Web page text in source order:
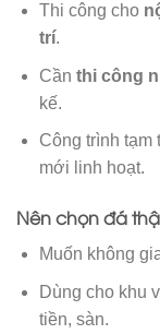
Thi công cho
trí.
Cần thi công
kế.
Công trình tạm
mới linh hoạt.
Nên chọn đá
Muốn không
Dùng cho khu
tiền, sàn.